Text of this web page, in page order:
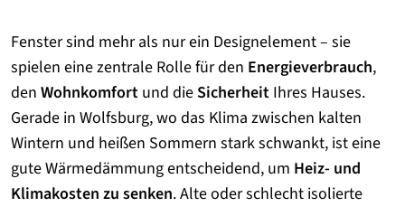
Fenster sind mehr als nur ein Designelement – sie
spielen eine zentrale Rolle für den Energieverbrauch,
den Wohnkomfort und dieSicherheit Ihres Hauses.
Gerade in Wolfsburg, wo das Klima zwischen kalten
Wintern und heißen Sommern stark schwankt, ist eine
gute Wärmedämmung entscheidend, um Heiz- und
Klimakosten zu senken. Alte oder schlecht isolierte